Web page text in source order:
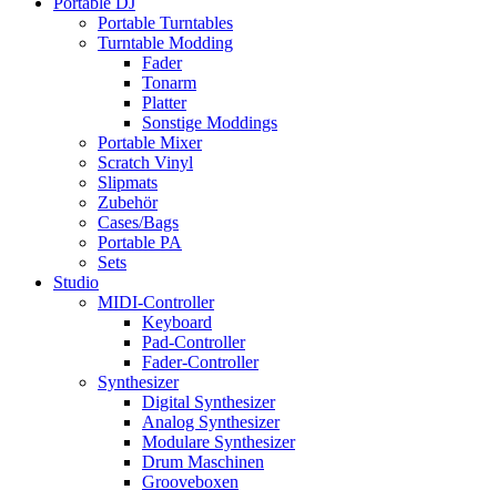
Portable Turntables
Turntable Modding
Fader
Tonarm
Platter
Sonstige Moddings
Portable Mixer
Scratch Vinyl
Slipmats
Zubehör
Cases/Bags
Portable PA
Sets
Studio
MIDI-Controller
Keyboard
Pad-Controller
Fader-Controller
Synthesizer
Digital Synthesizer
Analog Synthesizer
Modulare Synthesizer
Drum Maschinen
Grooveboxen